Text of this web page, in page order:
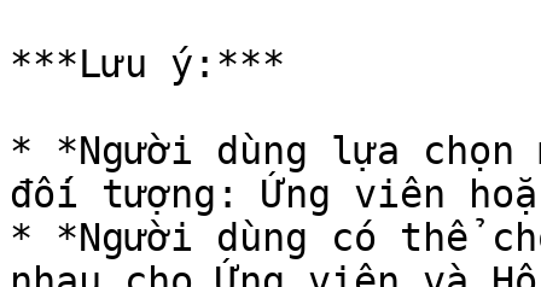
***Lưu ý:***
* *Người dùng lựa chọn
đối tượng: Ứng viên
* *Người dùng có thể